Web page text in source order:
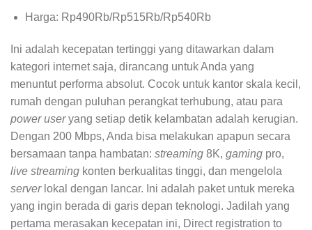
Harga: Rp490Rb/Rp515Rb/Rp540Rb
Ini adalah kecepatan tertinggi yang ditawarkan dalam
kategori internet saja, dirancang untuk Anda yang
menuntut performa absolut. Cocok untuk kantor skala kecil,
rumah dengan puluhan perangkat terhubung, atau para
power useryang setiap detik kelambatan adalah kerugian.
Dengan 200 Mbps, Anda bisa melakukan apapun secara
bersamaan tanpa hambatan: streaming 8K, gaming pro,
live streaming konten berkualitas tinggi, dan mengelola
serverlokal dengan lancar. Ini adalah paket untuk mereka
yang ingin berada di garis depan teknologi. Jadilah yang
pertama merasakan kecepatan ini, Direct registration to